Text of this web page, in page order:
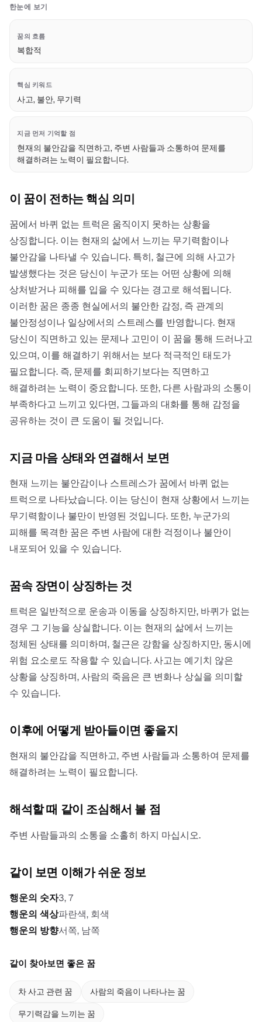
한눈에 보기
꿈의 흐름
복합적
핵심 키워드
사고, 불안, 무기력
지금 먼저 기억할 점
현재의 불안감을 직면하고, 주변 사람들과 소통하여 문제를
해결하려는 노력이 필요합니다.
이 꿈이 전하는 핵심 의미
꿈에서 바퀴 없는 트럭은 움직이지 못하는 상황을
상징합니다. 이는 현재의 삶에서 느끼는 무기력함이나
불안감을 나타낼 수 있습니다. 특히, 철근에 의해 사고가
발생했다는 것은 당신이 누군가 또는 어떤 상황에 의해
상처받거나 피해를 입을 수 있다는 경고로 해석됩니다.
이러한 꿈은 종종 현실에서의 불안한 감정, 즉 관계의
불안정성이나 일상에서의 스트레스를 반영합니다. 현재
당신이 직면하고 있는 문제나 고민이 이 꿈을 통해 드러나고
있으며, 이를 해결하기 위해서는 보다 적극적인 태도가
필요합니다. 즉, 문제를 회피하기보다는 직면하고
해결하려는 노력이 중요합니다. 또한, 다른 사람과의 소통이
부족하다고 느끼고 있다면, 그들과의 대화를 통해 감정을
공유하는 것이 큰 도움이 될 것입니다.
지금 마음 상태와 연결해서 보면
현재 느끼는 불안감이나 스트레스가 꿈에서 바퀴 없는
트럭으로 나타났습니다. 이는 당신이 현재 상황에서 느끼는
무기력함이나 불만이 반영된 것입니다. 또한, 누군가의
피해를 목격한 꿈은 주변 사람에 대한 걱정이나 불안이
내포되어 있을 수 있습니다.
꿈속 장면이 상징하는 것
트럭은 일반적으로 운송과 이동을 상징하지만, 바퀴가 없는
경우 그 기능을 상실합니다. 이는 현재의 삶에서 느끼는
정체된 상태를 의미하며, 철근은 강함을 상징하지만, 동시에
위험 요소로도 작용할 수 있습니다. 사고는 예기치 않은
상황을 상징하며, 사람의 죽음은 큰 변화나 상실을 의미할
수 있습니다.
이후에 어떻게 받아들이면 좋을지
현재의 불안감을 직면하고, 주변 사람들과 소통하여 문제를
해결하려는 노력이 필요합니다.
해석할 때 같이 조심해서 볼 점
주변 사람들과의 소통을 소홀히 하지 마십시오.
같이 보면 이해가 쉬운 정보
행운의 숫자3, 7
행운의 색상파란색, 회색
행운의 방향서쪽, 남쪽
같이 찾아보면 좋은 꿈
차 사고 관련 꿈 사람의 죽음이 나타나는 꿈
무기력감을 느끼는 꿈